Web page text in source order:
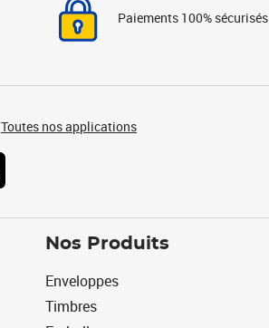
Paiements 100% sécurisés
Toutes nos applications
Nos Produits
Enveloppes
Timbres